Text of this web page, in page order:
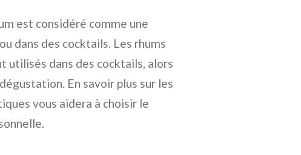
est considéré comme une
dans des cocktails. Les rhums
utilisés dans des cocktails, alors
En savoir plus sur les
vous aidera à choisir le